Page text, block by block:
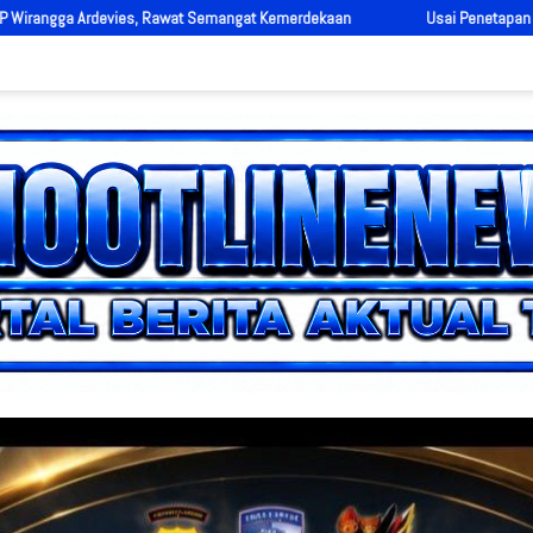
Kemerdekaan Usai Penetapan Nomor Urut, Pemkab Solok Perkuat